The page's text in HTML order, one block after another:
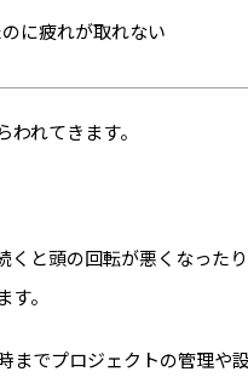
に疲れが取れない
れてきます。
くと頭の回転が悪くなった
。
までプロジェクトの管理や